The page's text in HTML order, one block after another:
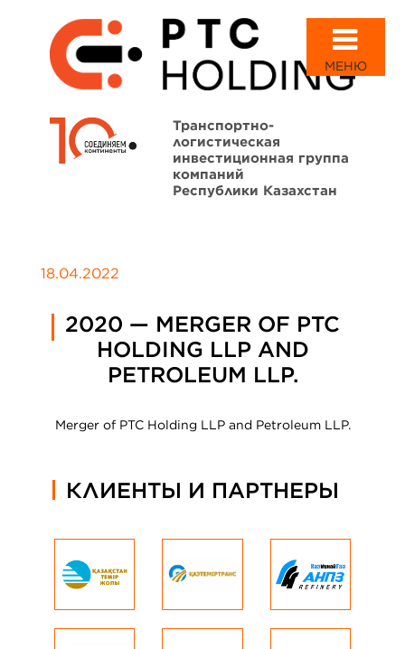
МЕНЮ
Транспортно-
логистическая
инвестиционная группа
компаний
Республики Казахстан
18.04.2022
2020 — MERGER OF PTC
HOLDING LLP AND
PETROLEUM LLP.
Merger of PTC Holding LLP and Petroleum LLP.
КЛИЕНТЫ И ПАРТНЕРЫ